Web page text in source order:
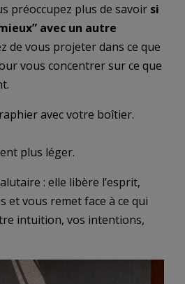
préoccupez plus de savoir si
avec un autre
de vous projeter dans ce que
vous concentrer sur ce que
avec votre boîtier.
plus léger.
: elle libère l’esprit,
et vous remet face à ce qui
intuition, vos intentions,